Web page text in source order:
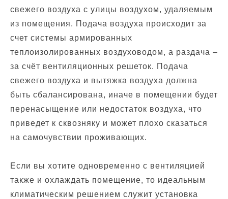
свежего воздуха с улицы воздухом, удаляемым
из помещения. Подача воздуха происходит за
счет системы армированных
теплоизолированных воздуховодом, а раздача –
за счёт вентиляционных решеток. Подача
свежего воздуха и вытяжка воздуха должна
быть сбалансирована, иначе в помещении будет
перенасыщение или недостаток воздуха, что
приведет к сквозняку и может плохо сказаться
на самочувствии проживающих.
Если вы хотите одновременно с вентиляцией
также и охлаждать помещение, то идеальным
климатическим решением служит установка